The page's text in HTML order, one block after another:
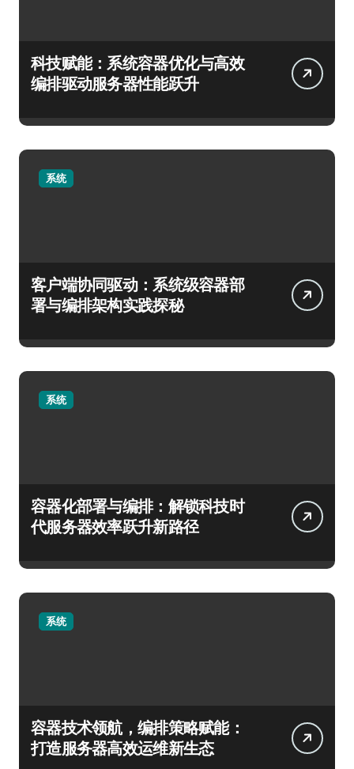
科技赋能：系统容器优化与高效
编排驱动服务器性能跃升
系统
客户端协同驱动：系统级容器部
署与编排架构实践探秘
系统
容器化部署与编排：解锁科技时
代服务器效率跃升新路径
系统
容器技术领航，编排策略赋能：
打造服务器高效运维新生态